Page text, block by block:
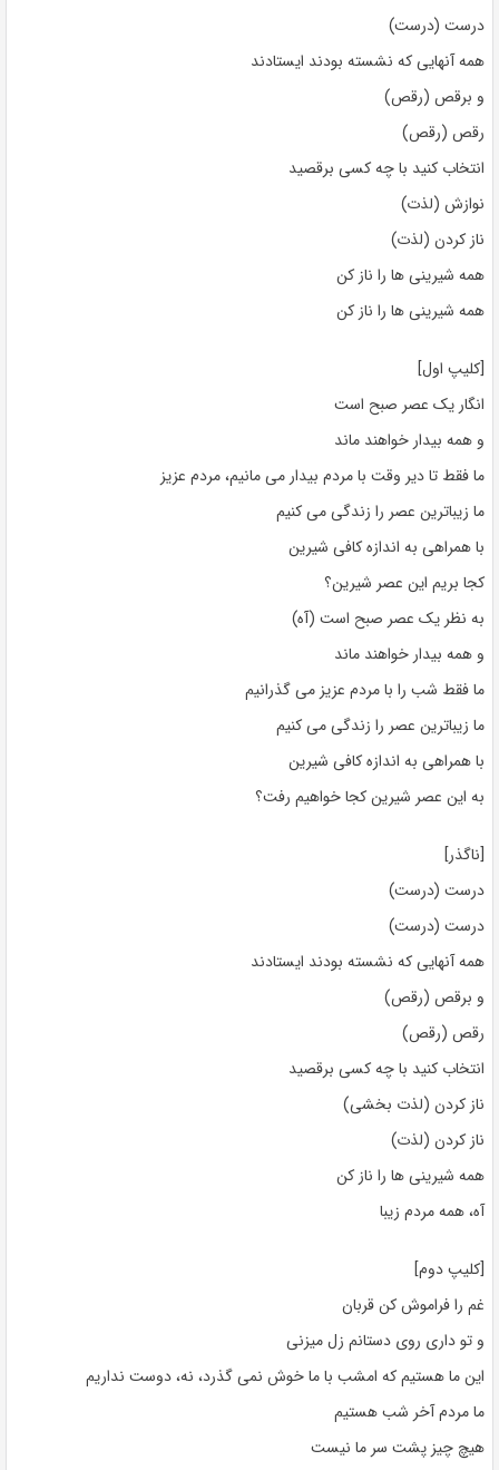
درست (درست)
همه آنهایی که نشسته بودند ایستادند
و برقص (رقص)
رقص (رقص)
انتخاب کنید با چه کسی برقصید
نوازش (لذت)
ناز کردن (لذت)
همه شیرینی ها را ناز کن
همه شیرینی ها را ناز کن
[کلیپ اول]
انگار یک عصر صبح است
و همه بیدار خواهند ماند
ما فقط تا دیر وقت با مردم بیدار می مانیم، مردم عزیز
ما زیباترین عصر را زندگی می کنیم
با همراهی به اندازه کافی شیرین
کجا بریم این عصر شیرین؟
به نظر یک عصر صبح است (آه)
و همه بیدار خواهند ماند
ما فقط شب را با مردم عزیز می گذرانیم
ما زیباترین عصر را زندگی می کنیم
با همراهی به اندازه کافی شیرین
به این عصر شیرین کجا خواهیم رفت؟
[ناگذر]
درست (درست)
درست (درست)
همه آنهایی که نشسته بودند ایستادند
و برقص (رقص)
رقص (رقص)
انتخاب کنید با چه کسی برقصید
ناز کردن (لذت بخشی)
ناز کردن (لذت)
همه شیرینی ها را ناز کن
آه، همه مردم زیبا
[کلیپ دوم]
غم را فراموش کن قربان
و تو داری روی دستانم زل میزنی
این ما هستیم که امشب با ما خوش نمی گذرد، نه، دوست نداریم
ما مردم آخر شب هستیم
هیچ چیز پشت سر ما نیست